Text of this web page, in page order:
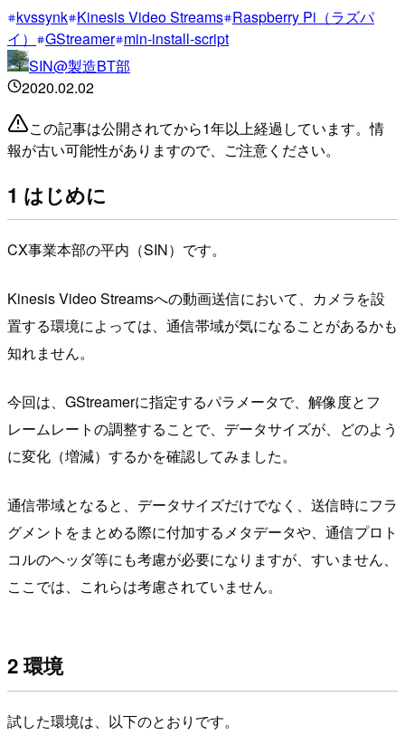
kvssynk Kinesis Video Streams Raspberry Pi（ラズパ
イ）
GStreamer min-install-script
SIN@製造BT部
2020.02.02
この記事は公開されてから1年以上経過しています。情
報が古い可能性がありますので、ご注意ください。
1 はじめに
CX事業本部の平内（SIN）です。
Kinesis Video Streamsへの動画送信において、カメラを設
置する環境によっては、通信帯域が気になることがあるかも
知れません。
今回は、GStreamerに指定するパラメータで、解像度とフ
レームレートの調整することで、データサイズが、どのよう
に変化（増減）するかを確認してみました。
通信帯域となると、データサイズだけでなく、送信時にフラ
グメントをまとめる際に付加するメタデータや、通信プロト
コルのヘッダ等にも考慮が必要になりますが、すいません、
ここでは、これらは考慮されていません。
2 環境
試した環境は、以下のとおりです。